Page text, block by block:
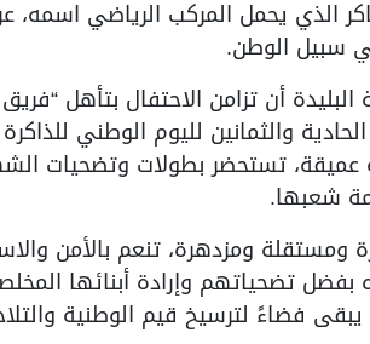
يحمل المركب الرياضي اسمه،
سبيل الوطن.
أن تزامن الاحتفال بتأهل
والثمانين لليوم الوطني للذاكرة
وطنية عميقة، تستحضر بطولات
شعبها.
ومستقلة ومزدهرة، تنعم بالأمن
بفضل تضحياتهم وإرادة أبنائها
فضاءً لترسيخ قيم الوطنية